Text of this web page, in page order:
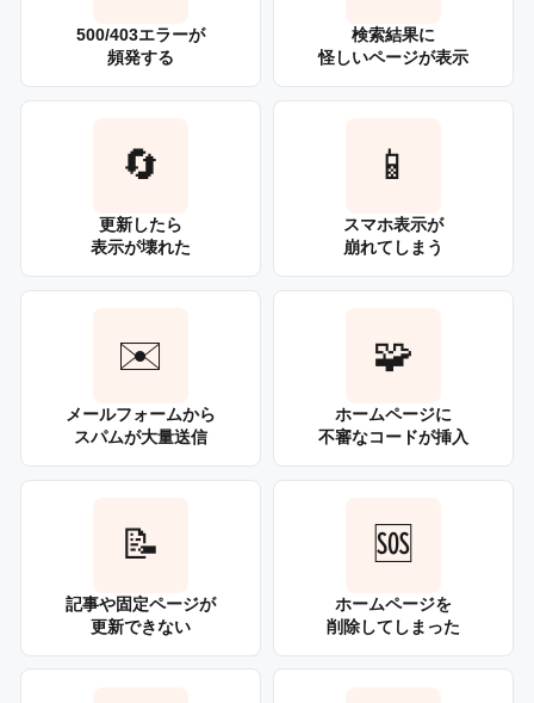
500/403エラーが
頻発する
検索結果に
怪しいページが表示
🔄
更新したら
表示が壊れた
📱
スマホ表示が
崩れてしまう
✉️
メールフォームから
スパムが大量送信
🧩
ホームページに
不審なコードが挿入
📝
記事や固定ページが
更新できない
🆘
ホームページを
削除してしまった